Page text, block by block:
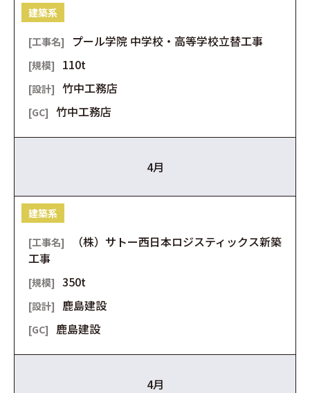
建築系
プール学院 中学校・高等学校立替工事
110t
竹中工務店
竹中工務店
4月
建築系
（株）サトー西日本ロジスティックス新築
工事
350t
鹿島建設
鹿島建設
4月